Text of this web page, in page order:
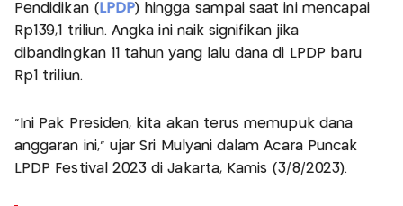
Pendidikan ( LPDP) hingga sampai saat ini mencapai
Rp139,1 triliun. Angka ini naik signifikan jika
dibandingkan 11 tahun yang lalu dana di LPDP baru
Rp1 triliun.
"Ini Pak Presiden, kita akan terus memupuk dana
anggaran ini," ujar Sri Mulyani dalam Acara Puncak
LPDP Festival 2023 di Jakarta, Kamis (3/8/2023).